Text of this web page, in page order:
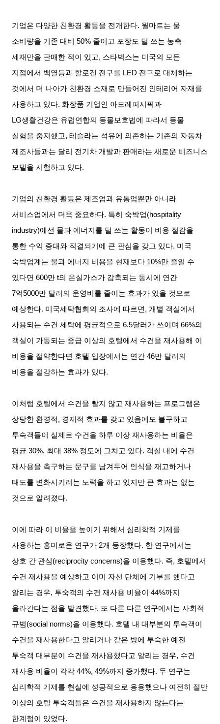
기업은 다양한 친환경 활동을 전개한다. 월마트는 물
소비량을 기존 대비
50% 줄이고 포장도 덜 쓰는 농축
세재만을 판매한 적이 있고, 스타벅스는 미국의 모든
지점에서 백열등과 할로겐 전구를 LED 전구로 대체하는
것에서 더 나아가 친환경 소재로 만들어진 인테리어 자재를
사용하고 있다.화장품 기업인 아모레퍼시픽과
LG생활건강은 유럽연합의 동물보호법에 따라서 동물
실험을 중지했고,테슬라는 석유에 의존하는 기존의 자동차
제조사들과는 달리 전기차 개발과 판매라는 새로운 비즈니스
모델을 시험하고 있다.
기업의 친환경 활동은 제조업과 유통업뿐만 아니라
서비스업에서 더욱 중요하다. 특히 숙박업(hospitality
industry)에선 물과 에너지를 덜 쓰는 활동이 비용 절감을
통한 수익 증대와 직결되기에 큰 관심을 갖고 있다. 미국
숙박업계는 물과 에너지 비용을 현재보다 10%만 줄일 수
있다면 600만 t의 온실가스가 감축되는 동시에 연간
7억5000만 달러의 운영비를 줄이는 효과가 있을 것으로
예상한다. 미국세탁협회의 조사에 따르면, 개별 객실에서
사용되는 수건 세탁에 평균적으로 6.5달러가 쓰이며 66%의
객실이 가동되는 중급 이상의 호텔에서 수건을 재사용해 이
비용을 절약한다면 호텔 입장에서는 연간 46만 달러의
비용을 절감하는 효과가 있다.
이처럼 호텔에서 수건을 빨지 않고 재사용하는 프로그램은
상당한 환경적, 경제적 효과를 갖고 있음에도 불구하고
투숙객들이 실제로 수건을 하루 이상 재사용하는 비율은
평균 30%, 최대 38% 정도에 그치고 있다. 객실 내에 수건
재사용을 촉구하는 문구를 남겨두어 인식을 재고하거나
태도를 변화시키려는 노력을 하고 있지만 큰 효과는 없는
것으로 알려졌다.
이에 따라 이 비율을 높이기 위해서 심리학적 기제를
사용하는 흥미로운 연구가 2개 등장했다. 한 연구에서는
상호 간 관심(reciprocity concerns)을 이용했다. 즉, 호텔에서
수건 재사용을 예상하고 이미 자선 단체에 기부를 했다고
알리는 경우, 투숙객의 수건 재사용 비율이 44%까지
올라간다는 점을 발견했다. 또 다른 다른 연구에서는 사회적
규범(social norms)을 이용했다. 호텔 내 대부분의 투숙객이
수건을 재사용한다고 알리거나 같은 방에 투숙한 예전
투숙객 대부분이 수건을 재사용했다고 알리는 경우, 수건
재사용 비율이 각각 44%, 49%까지 증가했다. 두 연구는
심리학적 기제를 현실에 성공적으로 응용했으나 여전히 절반
이상의 호텔 투숙객들은 수건을 재사용하지 않는다는
한계점이 있었다.